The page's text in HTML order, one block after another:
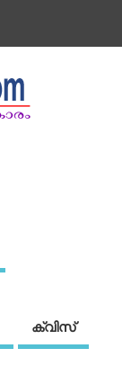
ക്വിസ്